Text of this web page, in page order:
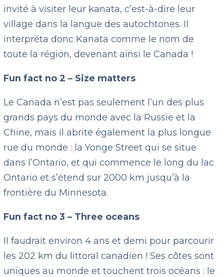
invité à visiter leur kanata, c’est-à-dire leur
village dans la langue des autochtones. Il
interpréta donc Kanata comme le nom de
toute la région, devenant ainsi le Canada !
Fun fact no 2 – Size matters
Le Canada n’est pas seulement l’un des plus
grands pays du monde avec la Russie et la
Chine, mais il abrite également la plus longue
rue du monde : la Yonge Street qui se situe
dans l’Ontario, et qui commence le long du lac
Ontario et s’étend sur 2000 km jusqu’à la
frontière du Minnesota.
Fun fact no 3 – Three oceans
Il faudrait environ 4 ans et demi pour parcourir
les 202 km du littoral canadien ! Ses côtes sont
uniques au monde et touchent trois océans : le